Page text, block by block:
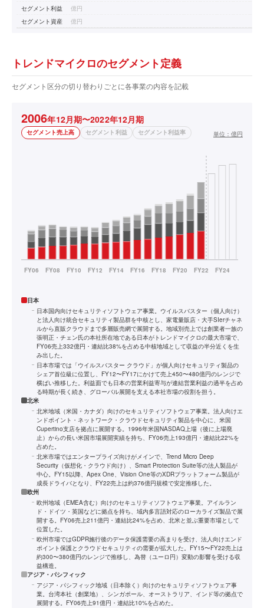
セグメント利益
億円
セグメント資産
億円
トレンドマイクロのセグメント定義
セグメント区分の切り替わりごとに各事業の内容を記載
2006年12月期〜2022年12月期
セグメント売上高 セグメント利益 セグメント利益率 単位： 億円
日本
日本国内向けセキュリティソフトウェア事業。ウイルスバスター（個人向け）
と法人向け統合セキュリティ製品群を中核とし、家電量販店・大手SIerチャネ
ルから直販クラウドまで多層販売網で展開する。地域別売上では創業者一族の
張明正・チェン氏の本社所在地である日本がトレンドマイクロの最大市場で、
FY06売上332億円・連結比38%を占める中核地域として収益の半分近くを生
み出した。
日本市場では「ウイルスバスター クラウド」が個人向けセキュリティ製品の
シェア首位級に位置し、FY12〜FY17にかけて売上450〜480億円のレンジで
横ばい推移した。利益面でも日本の営業利益寄与が連結営業利益の過半を占め
る時期が長く続き、グローバル展開を支える本社市場の役割を担う。
北米
北米地域（米国・カナダ）向けのセキュリティソフトウェア事業。法人向けエ
ンドポイント・ネットワーク・クラウドセキュリティ製品を中心に、米国
Cupertino支店を拠点に展開する。1996年米国NASDAQ上場（後に上場廃
止）からの長い米国市場展開実績を持ち、FY06売上193億円・連結比22%を
占めた。
北米市場ではエンタープライズ向けがメインで、Trend Micro Deep
Security（仮想化・クラウド向け）、Smart Protection Suite等の法人製品が
中心。FY15以降、Apex One、Vision One等のXDRプラットフォーム製品が
成長ドライバとなり、FY22売上は約376億円規模で安定推移した。
欧州
欧州地域（EMEA含む）向けのセキュリティソフトウェア事業。アイルラン
ド・ドイツ・英国などに拠点を持ち、域内多言語対応のローカライズ製品で展
開する。FY06売上211億円・連結比24%を占め、北米と並ぶ重要市場として
位置した。
欧州市場ではGDPR施行後のデータ保護需要の高まりを受け、法人向けエンド
ポイント保護とクラウドセキュリティの需要が拡大した。FY15〜FY22売上は
約300〜380億円のレンジで推移し、為替（ユーロ円）変動の影響を受ける収
益構造。
アジア・パシフィック
アジア・パシフィック地域（日本除く）向けのセキュリティソフトウェア事
業。台湾本社（創業地）、シンガポール、オーストラリア、インド等の拠点で
展開する。FY06売上91億円・連結比10%を占めた。